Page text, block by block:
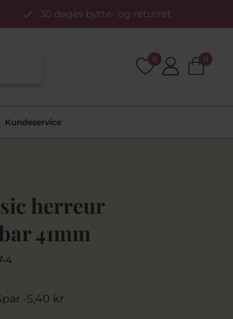
30 dages bytte- og returret
0 0
Kundeservice
herreur
41mm
4
-5,40 kr